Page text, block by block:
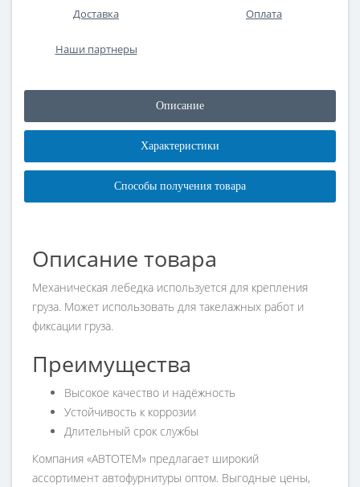
Доставка Оплата
Наши партнеры
Описание
Характеристики
Способы получения товара
Описание товара
Механическая лебедка используется для крепления
груза. Может использовать для такелажных работ и
фиксации груза.
Преимущества
Высокое качество и надёжность
Устойчивость к коррозии
Длительный срок службы
Компания «АВТОТЕМ» предлагает широкий
ассортимент автофурнитуры оптом. Выгодные цены,